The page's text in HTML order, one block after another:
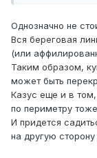
Однозначно не
Вся береговая
(или
Таким образом,
может быть
Казус еще и в том,
по периметру
И придется
на другую сторону